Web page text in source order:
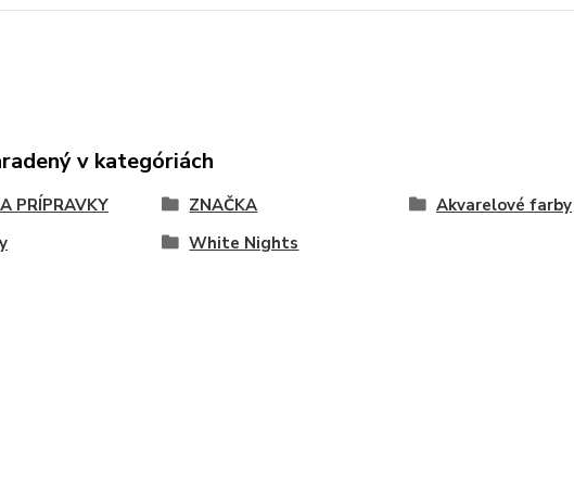
v kategóriách
PRÍPRAVKY ZNAČKA Akvarelové farby
White Nights